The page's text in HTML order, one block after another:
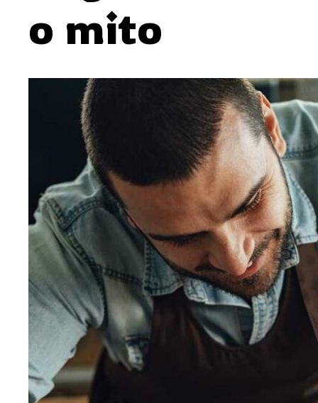
o mito